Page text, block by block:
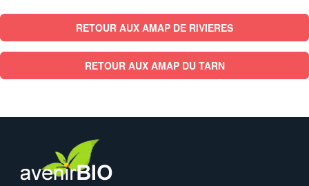
RETOUR AUX AMAP DE RIVIERES
RETOUR AUX AMAP DU TARN